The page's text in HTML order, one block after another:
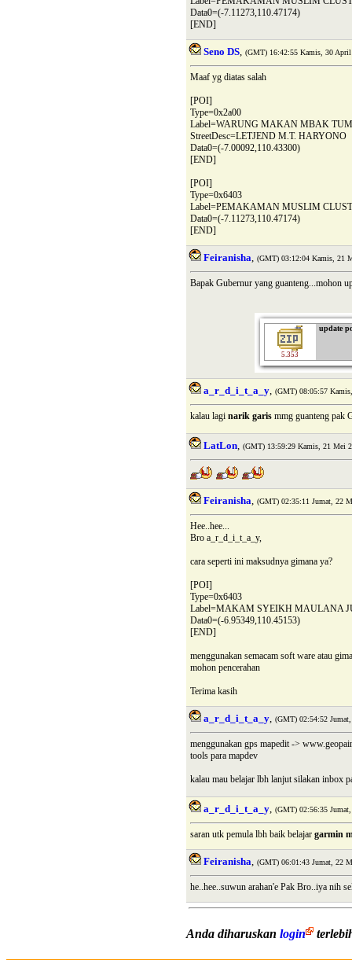
Data0=(-7.11273,110.47174)
[END]
Seno DS, (GMT) 16:42:55 Kamis, 30 April
Maaf yg diatas salah
[POI]
Type=0x2a00
Label=WARUNG MAKAN MBAK
StreetDesc=LETJEND M.T. HARYONO
Data0=(-7.00092,110.43300)
[END]
[POI]
Type=0x6403
Label=PEMAKAMAN MUSLIM
Data0=(-7.11273,110.47174)
[END]
Feiranisha, (GMT) 03:12:04 Kamis, 21
Bapak Gubernur yang guanteng...mohon
5.353
update
a_r_d_i_t_a_y, (GMT) 08:05:57
kalau lagi narik garis mmg guanteng pak
LatLon, (GMT) 13:59:29 Kamis, 21 Mei
Feiranisha, (GMT) 02:35:11 Jumat, 22
Hee..hee...
Bro a_r_d_i_t_a_y,
cara seperti ini maksudnya gimana ya?
[POI]
Type=0x6403
Label=MAKAM SYEIKH MAULANA
Data0=(-6.95349,110.45153)
[END]
menggunakan semacam soft ware atau
mohon pencerahan
Terima kasih
a_r_d_i_t_a_y, (GMT) 02:54:52
menggunakan gps mapedit ->
tools para mapdev
kalau mau belajar lbh lanjut silakan inbox
a_r_d_i_t_a_y, (GMT) 02:56:35
saran utk pemula lbh baik belajar garmin
Feiranisha, (GMT) 06:01:43 Jumat, 22
he..hee..suwun arahan'e Pak Bro..iya nih
Anda diharuskan login